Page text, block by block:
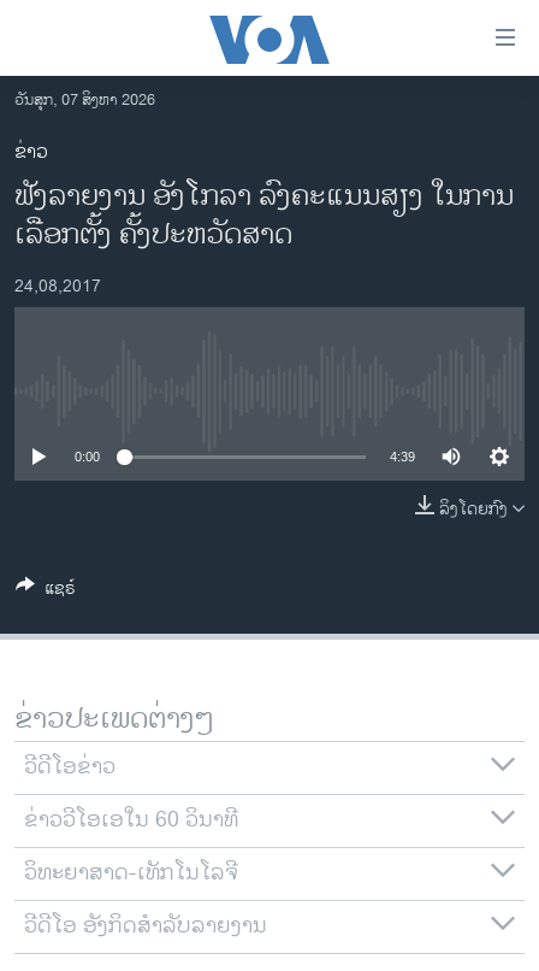
ເຂົ້າ
ຫາ
ຂ້າມ
ຂ້າມ
ຂ້າມ
ໄປ
ຫາ
ຊອກ
ອາເມຣິກາ
ການເລືອກຕັ້ງ ປະທານາທີບໍດີ ສະຫະລັດ 2024
ຂ່າວ​ຈີນ
ຊີວິດຊາວລາວ
ທຸລະກິດ
ພາສາອັງກິດ
ສຽງ
ລາຍການກະຈາຍສຽງ
ລາຍງານ
ຕິດຕາມພວກເຮົາ ທີ່
ພາສາຕ່າງໆ
ວັນສຸກ, 07 ສິງຫາ 2026
ຂ່າວ
ຟັງລາຍງານ ອັງໂກລາ ລົງຄະແນນສຽງ ໃນການ
ເລືອກຕັ້ງ ຄັ້ງປະຫວັດສາດ
24,08,2017
0:00 4:39
ລິງໂດຍກົງ
ແຊຣ໌
ຂ່າວປະເພດຕ່າງໆ
ວີດີໂອຂ່າວ
ຂ່າວວີໂອເອໃນ 60 ວິນາທີ
ວິທະຍາສາດ-ເທັກໂນໂລຈີ
ວີດີໂອ ອັງກິດສຳລັບລາຍງານ